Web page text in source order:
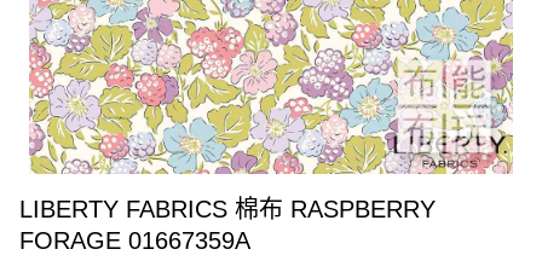
LIBERTY FABRICS 棉布 RASPBERRY
FORAGE 01667359A